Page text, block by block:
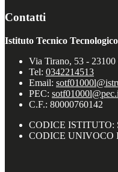
Contatti
Istituto Tecnico
Via Tirano, 53 -
Tel: 0342214513
Email:
PEC:
C.F.: 80000760142
CODICE ISTITUTO:
CODICE UNIVOCO